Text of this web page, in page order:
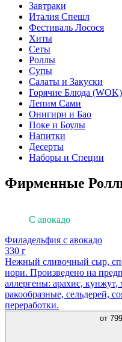
Завтраки
Италия Спешл
Фестиваль Лосося
Хиты
Сеты
Роллы
Супы
Салаты и Закуски
Горячие Блюда (WOK)
Лепим Сами
Онигири и Бао
Поке и Боулы
Напитки
Десерты
Наборы и Специи
Фирменные
С авокадо
Филадельфия с авокадо
330 г
Нежный сливочный сыр,
нори. Произведено на
аллергены: арахис,
ракообразные, сельдерей,
переработки.
от